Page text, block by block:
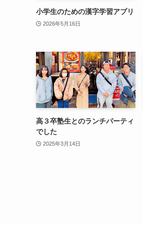
小学生のための漢字学習アプリ
2026年5月16日
高３卒塾生とのランチパーティ
でした
2025年3月14日